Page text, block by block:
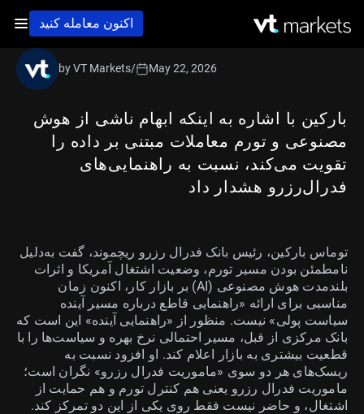
اکنون معامله کنید
بارکین با اشاره به اینکه ابهام ناشی از هوش
مصنوعی و تورم معاملات مبتنی بر داده را
تقویت می‌کند، نسبت به راهنمایی‌های
فدرال‌رزرو هشدار داد
by VT Markets/ May 22, 2026
توماس بارکین، رئیس بانک فدرال رزرو ریچموند، گفت به‌دلیل
نامطمئن بودن مسیر تورم، وضعیت اشتغال آمریکا و اثرات
بلندمدت هوش مصنوعی (AI) بر بازار کار، اکنون زمان
مناسبی برای ارائه «راهنمایی قاطع درباره مسیر آینده
سیاست پولی» نیست. منظور از «راهنمایی آینده» این است که
بانک مرکزی از قبل، مسیر احتمالی نرخ بهره و سیاست‌ها را با
قطعیت بیشتری به بازار اعلام کند. او افزود نسبت به
ریسک‌های هر دو سوی «ماموریت فدرال رزرو» نگران است؛
ماموریت فدرال رزرو یعنی هم کنترل تورم و هم حمایت از
اشتغال، و حاضر نیست فقط روی یکی از این دو تمرکز کند.